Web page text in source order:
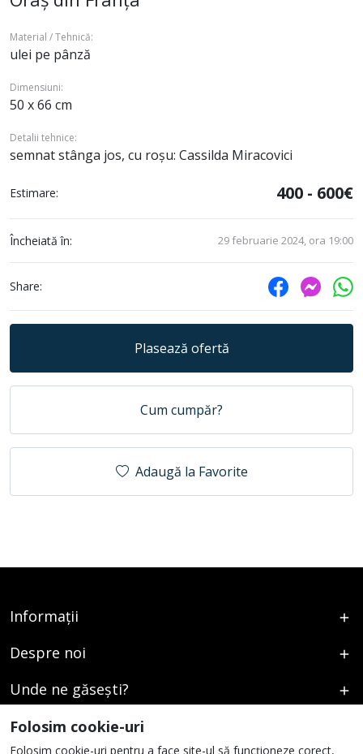
Material / Tehnică:
ulei pe pânză
Dimensiuni:
50 x 66 cm
Detalii tehnice:
semnat stânga jos, cu roșu: Cassilda Miracovici
Estimare: 400 - 600€
Încheiată în: 29 februarie 2024, ora 19:00
Share:
Plasează ofertă
Cum cumpăr?
Adaugă la Favorite
Informații
Despre noi
Unde ne găsești?
Urmați-ne
Folosim cookie-uri
Folosim cookie-uri pentru a face site-ul să funcționeze corect,